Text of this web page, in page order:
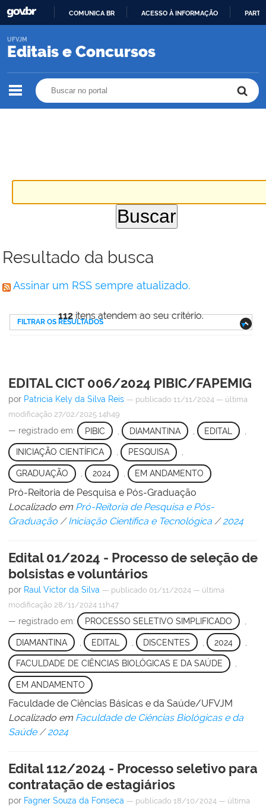
O
COMUNICA BR ACESSO À INFORMAÇÃO
Editais e Concursos
UFVJM
Resultado da busca
Assinar um RSS sempre atualizado.
112itens atendem ao seu critério.
FILTRAR OS RESULTADOS
EDITAL CICT 006/2024 PIBIC/FAPEMIG
por Patricia Kely da Silva Reis — publicado 11/11/2024 — última
modificação 27/02/2025 14h49
— registrado em: PIBIC DIAMANTINA EDITAL
INICIAÇÃO CIENTÍFICA , PESQUISA ,
GRADUAÇÃO 2024 EM ANDAMENTO
Pró-Reitoria de Pesquisa e Pós-Graduação
Localizado em Pró-Reitoria de Pesquisa e Pós-
Graduação /Iniciação Científica e Tecnológica /2024
Edital 01/2024 - Processo de seleção de
bolsistas e voluntários
por Raul Victor da Silva — publicado 01/11/2024 — última
modificação 28/11/2024 11h47
— registrado em: PROCESSO SELETIVO SIMPLIFICADO
DIAMANTINA EDITAL DISCENTES , 2024
FACULDADE DE CIÊNCIAS BIOLÓGICAS E DA SAÚDE ,
EM ANDAMENTO
Faculdade de Ciências Básicas e da Saúde/UFVJM
Localizado em Faculdade de Ciências Biológicas e da
Saúde /2024
Edital 112/2024 - Processo seletivo para
contratação de estagiários
por Fagner Souza da Fonseca — publicado 18/10/2024 — última